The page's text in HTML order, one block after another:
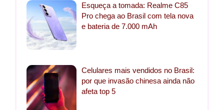
Esqueça a tomada: Realme C85
Pro chega ao Brasil com tela nova
e bateria de 7.000 mAh
Celulares mais vendidos no Brasil:
por que invasão chinesa ainda não
afeta top 5